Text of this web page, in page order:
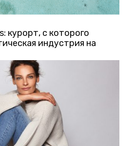
курорт, с которого
индустрия на